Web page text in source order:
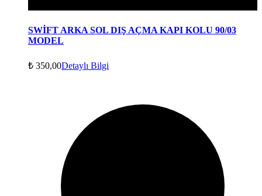
SWİFT ARKA SOL DIŞ AÇMA KAPI KOLU 90/03
MODEL
₺ 350,00Detaylı Bilgi